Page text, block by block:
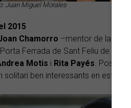
Juan Miguel Morales
2015
Chamorro –mentor de la
Ferrada de Sant Feliu de
Motis i Rita Payés.
ben interessants en estils